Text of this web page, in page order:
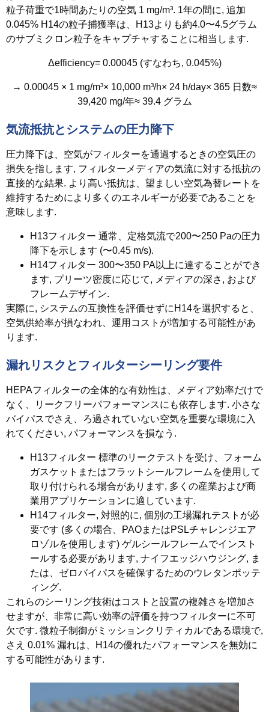
粒子荷重で1時間あたりの空気 1 mg/m³. 1年の間に, 追加
0.045% H14の粒子捕獲率は、H13よりも約4.0〜4.5グラム
のサブミクロン粒子をキャプチャすることに相当します.
Δefficiency= 0.00045 (すなわち, 0.045%)
→ 0.00045 × 1 mg/m³× 10,000 m³/h× 24 h/day× 365 日数≈
39,420 mg/年≈ 39.4 グラム
気流抵抗とシステムの圧力降下
圧力降下は、空気がフィルターを通過するときの空気圧の
損失を指します, フィルターメディアの気流に対する抵抗の
直接的な結果. より高い抵抗は、望ましい空気為替レートを
維持するためにより多くのエネルギーが必要であることを
意味します.
H13フィルター 通常、定格気流で200〜250 Paの圧力
降下を示します (〜0.45 m/s).
H14フィルター 300〜350 PA以上に達することができ
ます, プリーツ密度に応じて, メディアの深さ, および
フレームデザイン.
実際に, システムの互換性を評価せずにH14を選択すると、
空気供給率が損なわれ、運用コストが増加する可能性があ
ります.
漏れリスクとフィルターシーリング要件
HEPAフィルターの全体的な有効性は、メディア効率だけで
なく、リークフリーパフォーマンスにも依存します. 小さな
バイパスでさえ、ろ過されていない空気を重要な環境に入
れてください, パフォーマンスを損なう.
H13フィルター 標準のリークテストを受け、フォーム
ガスケットまたはフラットシールフレームを使用して
取り付けられる場合があります, 多くの産業および商
業用アプリケーションに適しています.
H14フィルター, 対照的に, 個別の工場漏れテストが必
要です (多くの場合、PAOまたはPSLチャレンジエア
ロゾルを使用します) ゲルシールフレームでインスト
ールする必要があります, ナイフエッジハウジング, ま
たは、ゼロバイパスを確保するためのウレタンポッテ
ィング.
これらのシーリング技術はコストと設置の複雑さを増加さ
せますが、非常に高い効率の評価を持つフィルターに不可
欠です. 微粒子制御がミッションクリティカルである環境で,
さえ 0.01% 漏れは、H14の優れたパフォーマンスを無効に
する可能性があります.